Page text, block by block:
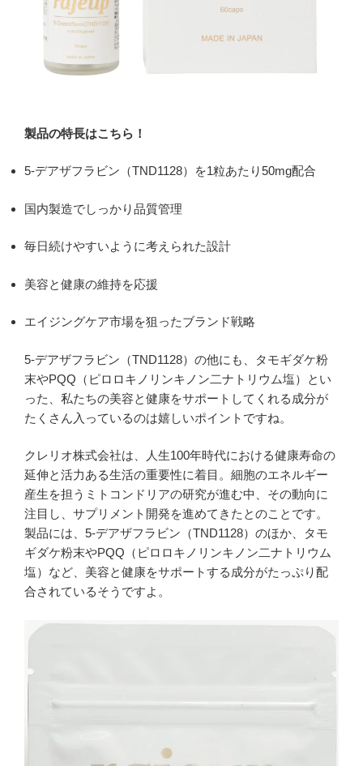
製品の特長はこちら！
5-デアザフラビン（TND1128）を1粒あたり50mg配合
国内製造でしっかり品質管理
毎日続けやすいように考えられた設計
美容と健康の維持を応援
エイジングケア市場を狙ったブランド戦略
5-デアザフラビン（TND1128）の他にも、タモギダケ粉
末やPQQ（ピロロキノリンキノン二ナトリウム塩）とい
った、私たちの美容と健康をサポートしてくれる成分が
たくさん入っているのは嬉しいポイントですね。
クレリオ株式会社は、人生100年時代における健康寿命の
延伸と活力ある生活の重要性に着目。細胞のエネルギー
産生を担うミトコンドリアの研究が進む中、その動向に
注目し、サプリメント開発を進めてきたとのことです。
製品には、5-デアザフラビン（TND1128）のほか、タモ
ギダケ粉末やPQQ（ピロロキノリンキノン二ナトリウム
塩）など、美容と健康をサポートする成分がたっぷり配
合されているそうですよ。